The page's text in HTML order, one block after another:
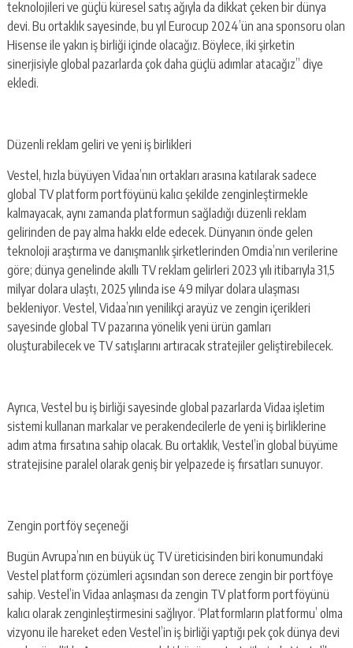
teknolojileri ve güçlü küresel satış ağıyla da dikkat çeken bir dünya
devi. Bu ortaklık sayesinde, bu yıl Eurocup 2024’ün ana sponsoru olan
Hisense ile yakın iş birliği içinde olacağız. Böylece, iki şirketin
sinerjisiyle global pazarlarda çok daha güçlü adımlar atacağız” diye
ekledi.
Düzenli reklam geliri ve yeni iş birlikleri
Vestel, hızla büyüyen Vidaa’nın ortakları arasına katılarak sadece
global TV platform portföyünü kalıcı şekilde zenginleştirmekle
kalmayacak, aynı zamanda platformun sağladığı düzenli reklam
gelirinden de pay alma hakkı elde edecek. Dünyanın önde gelen
teknoloji araştırma ve danışmanlık şirketlerinden Omdia’nın verilerine
göre; dünya genelinde akıllı TV reklam gelirleri 2023 yılı itibarıyla 31,5
milyar dolara ulaştı, 2025 yılında ise 49 milyar dolara ulaşması
bekleniyor. Vestel, Vidaa’nın yenilikçi arayüz ve zengin içerikleri
sayesinde global TV pazarına yönelik yeni ürün gamları
oluşturabilecek ve TV satışlarını artıracak stratejiler geliştirebilecek.
Ayrıca, Vestel bu iş birliği sayesinde global pazarlarda Vidaa işletim
sistemi kullanan markalar ve perakendecilerle de yeni iş birliklerine
adım atma fırsatına sahip olacak. Bu ortaklık, Vestel’in global büyüme
stratejisine paralel olarak geniş bir yelpazede iş fırsatları sunuyor.
Zengin portföy seçeneği
Bugün Avrupa’nın en büyük üç TV üreticisinden biri konumundaki
Vestel platform çözümleri açısından son derece zengin bir portföye
sahip. Vestel’in Vidaa anlaşması da zengin TV platform portföyünü
kalıcı olarak zenginleştirmesini sağlıyor. ‘Platformların platformu’ olma
vizyonu ile hareket eden Vestel’in iş birliği yaptığı pek çok dünya devi